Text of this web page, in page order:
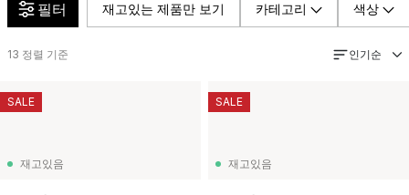
필터 재고있는 제품만 보기 카테고리 색상
13 정렬 기준 인기순
재고있음
SALE
재고있음
SALE